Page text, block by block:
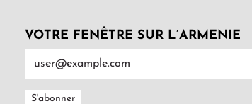
VOTRE FENÊTRE SUR L’ARMENIE